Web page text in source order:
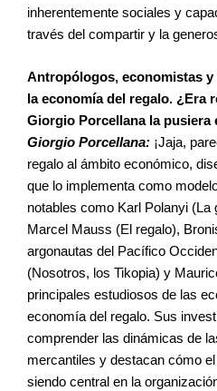
inherentemente sociales y
través del compartir y la
Antropólogos, economistas
la economía del regalo. ¿Era
Giorgio Porcellana la pusiera
Giorgio Porcellana: ¡Jaja,
regalo al ámbito económico,
que lo implementa como
notables como Karl Polanyi (La
Marcel Mauss (El regalo),
argonautas del Pacífico
(Nosotros, los Tikopia) y
principales estudiosos de las
economía del regalo. Sus
comprender las dinámicas de
mercantiles y destacan cómo
siendo central en la